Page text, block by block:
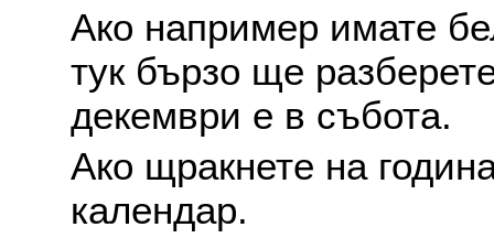
Ако например имате
тук бързо ще
декември е в събота.
Ако щракнете на
календар.